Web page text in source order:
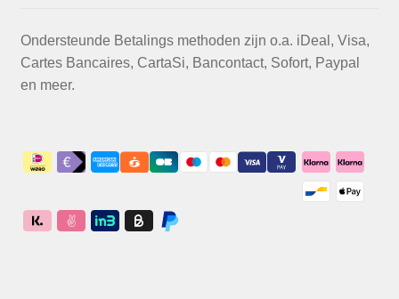
Ondersteunde Betalings methoden zijn o.a. iDeal, Visa,
Cartes Bancaires, CartaSi, Bancontact, Sofort, Paypal
en meer.